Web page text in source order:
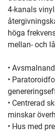
4-kanals
höga
mellan- och
•
•
• Centrerad
minskar
• Hus med